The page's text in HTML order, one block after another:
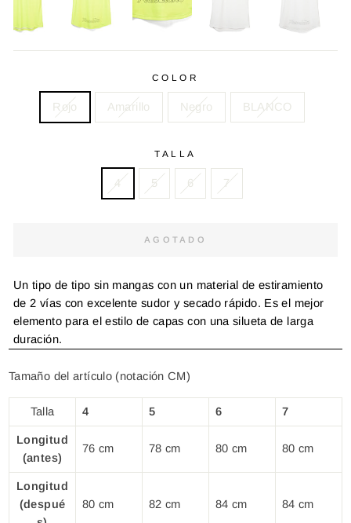
COLOR
Rojo Amarillo Negro BLANCO
TALLA
4 5 6 7
AGOTADO
Un tipo de tipo sin mangas con un material de estiramiento
de 2 vías con excelente sudor y secado rápido. Es el mejor
elemento para el estilo de capas con una silueta de larga
duración.
Tamaño del artículo (notación CM)
Talla 4 5 6 7
Longitud
(antes)
76 cm 78 cm 80 cm 80 cm
Longitud
(despué
80 cm 82 cm 84 cm 84 cm